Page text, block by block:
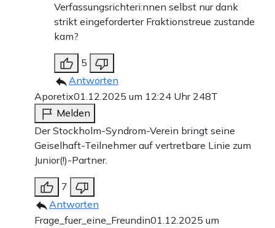
Verfassungsrichteri:nnen selbst nur dank
strikt eingeforderter Fraktionstreue zustande
kam?
5
Antworten
Aporetix01.12.2025 um 12:24 Uhr 248T
Melden
Der Stockholm-Syndrom-Verein bringt seine
Geiselhaft-Teilnehmer auf vertretbare Linie zum
Junior(!)-Partner.
7
Antworten
Frage_fuer_eine_Freundin01.12.2025 um